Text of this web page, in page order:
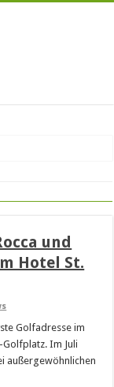
und
Hotel St.
Golfadresse im
Im Juli
außergewöhnlichen